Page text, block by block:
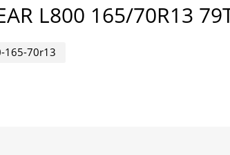
L800 165/70R13
165-70r13